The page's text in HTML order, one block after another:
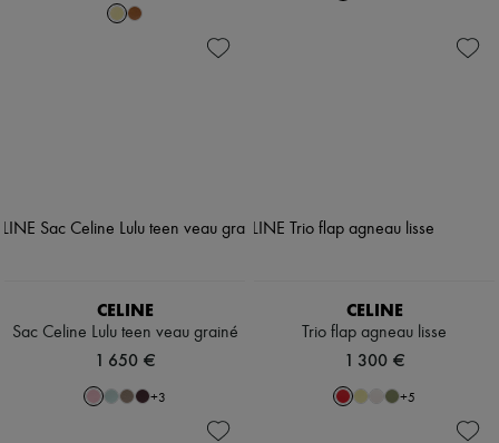
CELINE
Sac Celine Lulu teen veau grainé
1 650 €
+3
CELINE
Trio flap agneau lisse
1 300 €
+5